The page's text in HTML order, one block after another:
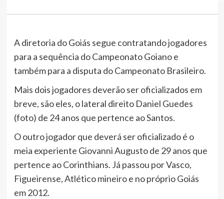
A diretoria do Goiás segue contratando jogadores
para a sequência do Campeonato Goiano e
também para a disputa do Campeonato Brasileiro.
Mais dois jogadores deverão ser oficializados em
breve, são eles, o lateral direito Daniel Guedes
(foto) de 24 anos que pertence ao Santos.
O outro jogador que deverá ser oficializado é o
meia experiente Giovanni Augusto de 29 anos que
pertence ao Corinthians. Já passou por Vasco,
Figueirense, Atlético mineiro e no próprio Goiás
em 2012.